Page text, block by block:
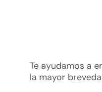
Te ayudamos a
la mayor